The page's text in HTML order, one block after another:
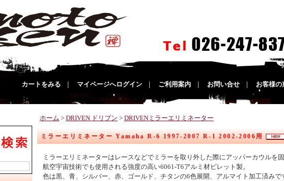
カートをみる マイページへログイン ご利用案内 お問い合せ お客様の
ホーム > DRIVEN ドリブン > DRIVENミラーエリミネーター
ミラーエリミネーター Yamaha R-6 1997-2007 R-1 2002-2006用
ミラーエリミネーターはレースなどでミラーを取り外した際にアッパーカウルを固
航空宇宙技術でも使用される強度の高い6061-T6アルミ材ビレット製。
色は黒、青、シルバー、赤、ゴールド、チタンの6色展開、アルマイト加工済みで